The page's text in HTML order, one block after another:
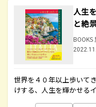
人生
と絶
BOOKS
世界を４０年以上歩いて
けする、人生を輝かせる